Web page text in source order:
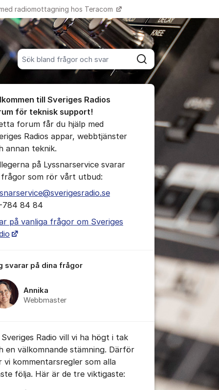
Sök bland alla inlägg
Sök
radiomottagning hos Teracom Fler supportlänkar
kommentaren
för inlägg/kommentar
för inlägg/kommentar
till Sveriges Radios
för teknisk support!
forum får du hjälp med
Radios appar, webbtjänster
annan teknik.
på Lyssnarservice svarar
frågor som rör vårt utbud:
784 84 84
på vanliga frågor om Sveriges
svarar på dina frågor
Annika
Webbmaster
Sveriges Radio vill vi ha högt i tak
en välkomnande stämning. Därför
vi kommentarsregler som alla
följa. Här är de tre viktigaste: